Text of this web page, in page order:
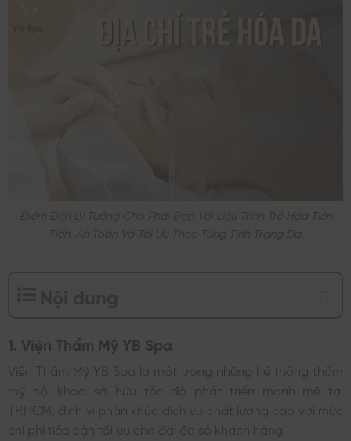
Điểm Đến Lý Tưởng Cho Phái Đẹp Với Liệu Trình Trẻ Hóa Tiên
Tiến, An Toàn Và Tối Ưu Theo Từng Tình Trạng Da.
1. Viện Thẩm Mỹ YB Spa
Viện Thẩm Mỹ YB Spa là một trong những hệ thống thẩm
mỹ nội khoa sở hữu tốc độ phát triển mạnh mẽ tại
TP.HCM, định vị phân khúc dịch vụ chất lượng cao với mức
chi phí tiếp cận tối ưu cho đại đa số khách hàng.